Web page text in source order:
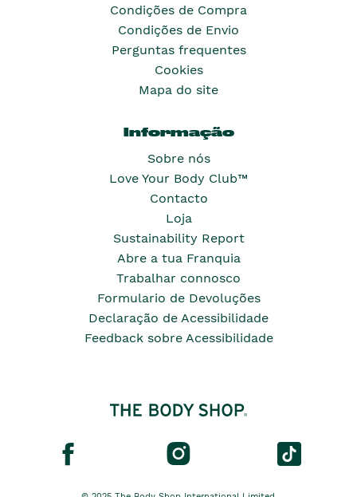
Condições de Compra
Condições de Envio
Perguntas frequentes
Cookies
Mapa do site
Informação
Sobre nós
Love Your Body Club™
Contacto
Loja
Sustainability Report
Abre a tua Franquia
Trabalhar connosco
Formulario de Devoluções
Declaração de Acessibilidade
Feedback sobre Acessibilidade